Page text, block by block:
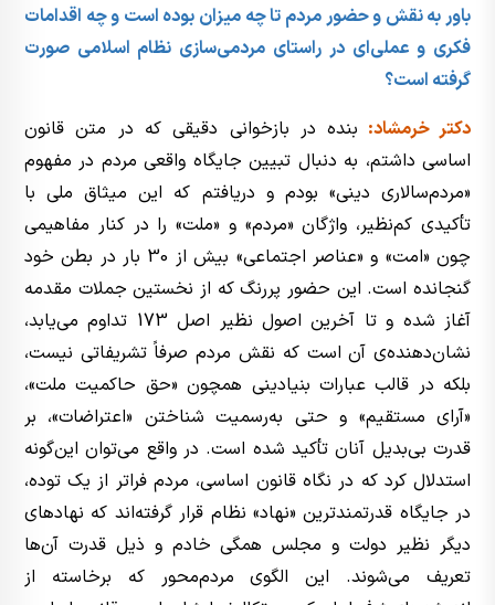
باور به نقش و حضور مردم تا چه میزان بوده است و چه اقدامات
فکری و عملی‌ای در راستای مردمی‌سازی نظام اسلامی صورت
گرفته است؟
دکتر خرمشاد: بنده در بازخوانی دقیقی که در متن قانون
اساسی داشتم، به دنبال تبیین جایگاه واقعی مردم در مفهوم
«مردم‌سالاری دینی» بودم و دریافتم که این میثاق ملی با
تأکیدی کم‌نظیر، واژگان «مردم» و «ملت» را در کنار مفاهیمی
چون «امت» و «عناصر اجتماعی» بیش از 30 بار در بطن خود
گنجانده است. این حضور پررنگ که از نخستین جملات مقدمه
آغاز شده و تا آخرین اصول نظیر اصل 173 تداوم می‌یابد،
نشان‌دهنده‌ی آن است که نقش مردم صرفاً تشریفاتی نیست،
بلکه در قالب عبارات بنیادینی همچون «حق حاکمیت ملت»،
«آرای مستقیم» و حتی به‌رسمیت شناختن «اعتراضات»، بر
قدرت بی‌بدیل آنان تأکید شده است. در واقع می‌توان این‌گونه
استدلال کرد که در نگاه قانون اساسی، مردم فراتر از یک توده،
در جایگاه قدرتمندترین «نهاد» نظام قرار گرفته‌اند که نهادهای
دیگر نظیر دولت و مجلس همگی خادم و ذیل قدرت آن‌ها
تعریف می‌شوند. این الگوی مردم‌محور که برخاسته از